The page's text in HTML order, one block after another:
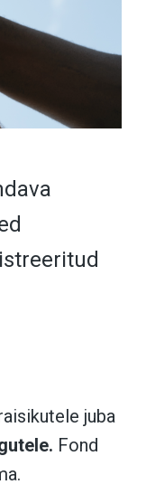
juba
Fond